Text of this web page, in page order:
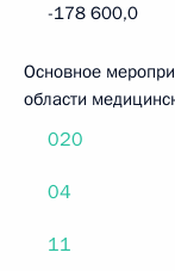
-178 600,0
Основное
области
020
04
11